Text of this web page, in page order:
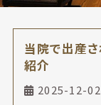
当院で出産
紹介
2025-12-02